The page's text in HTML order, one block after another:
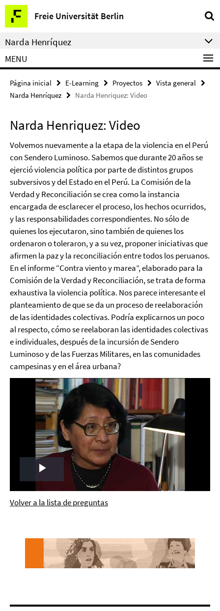
Springe
direkt
zu
Inhalt
Freie Universität Berlin
Herramientas
de
navegación
Narda Henríquez
MENU
Página inicial E-Learning Proyectos
Vista general
Narda Henríquez
Narda Henriquez: Video
Narda Henriquez: Video
Volvemos nuevamente a la etapa de la violencia en el Perú
con Sendero Luminoso. Sabemos que durante 20 años se
ejerció violencia política por parte de distintos grupos
subversivos y del Estado en el Perú. La Comisión de la
Verdad y Reconciliación se crea como la instancia
encargada de esclarecer el proceso, los hechos ocurridos,
y las responsabilidades correspondientes. No sólo de
quienes los ejecutaron, sino también de quienes los
ordenaron o toleraron, y a su vez, proponer iniciativas que
afirmen la paz y la reconciliación entre todos los peruanos.
En el informe “Contra viento y marea”, elaborado para la
Comisión de la Verdad y Reconciliación, se trata de forma
exhaustiva la violencia política. Nos parece interesante el
planteamiento de que se da un proceso de reelaboración
de las identidades colectivas. Podría explicarnos un poco
al respecto, cómo se reelaboran las identidades colectivas
e individuales, después de la incursión de Sendero
Luminoso y de las Fuerzas Militares, en las comunidades
campesinas y en el área urbana?
Play
Video
Volver a la lista de preguntas